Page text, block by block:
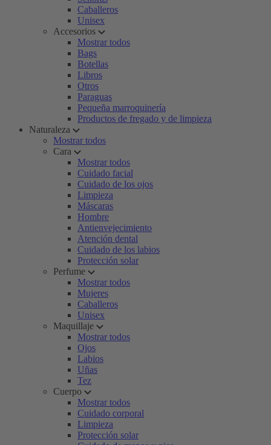
Caballeros
Unisex
Accesorios
Mostrar todos
Bags
Botellas
Libros
Otros
Paraguas
Pequeña marroquinería
Productos de fregado y de limpieza
Naturaleza
Mostrar todos
Cara
Mostrar todos
Cuidado facial
Cuidado de los ojos
Limpieza
Máscaras
Hombre
Antienvejecimiento
Atención dental
Cuidado de los labios
Protección solar
Perfume
Mostrar todos
Mujeres
Caballeros
Unisex
Maquillaje
Mostrar todos
Ojos
Labios
Uñas
Tez
Cuerpo
Mostrar todos
Cuidado corporal
Limpieza
Protección solar